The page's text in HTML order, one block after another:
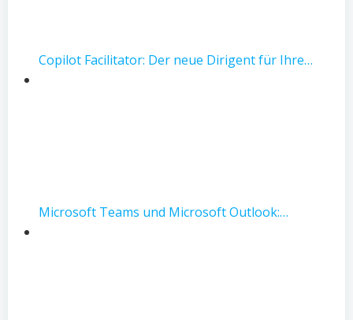
Copilot Facilitator: Der neue Dirigent für Ihre…
Microsoft Teams und Microsoft Outlook:…